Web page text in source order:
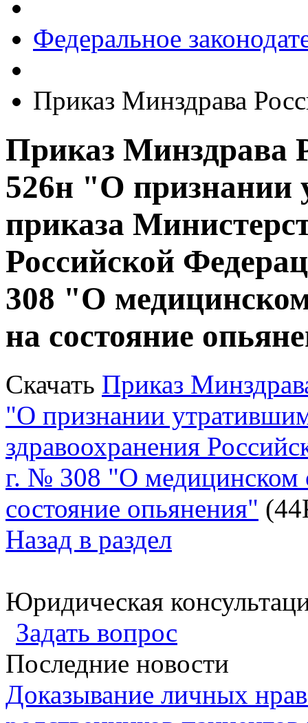
Федеральное
Приказ Минздрава
Приказ Минздрава
526н "О признании
приказа
Российской
308 "О
на состояние
Скачать Приказ
"О признании
здравоохранения
г. № 308 "О медицинском
состояние опьянения"
Назад в раздел
Юридическая
Задать вопрос
Последние новости
Доказывание личных